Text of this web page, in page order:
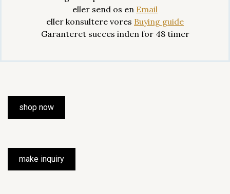
eller send os en Email
eller konsultere vores Buying guide
Garanteret succes inden for 48 timer
shop now
make inquiry